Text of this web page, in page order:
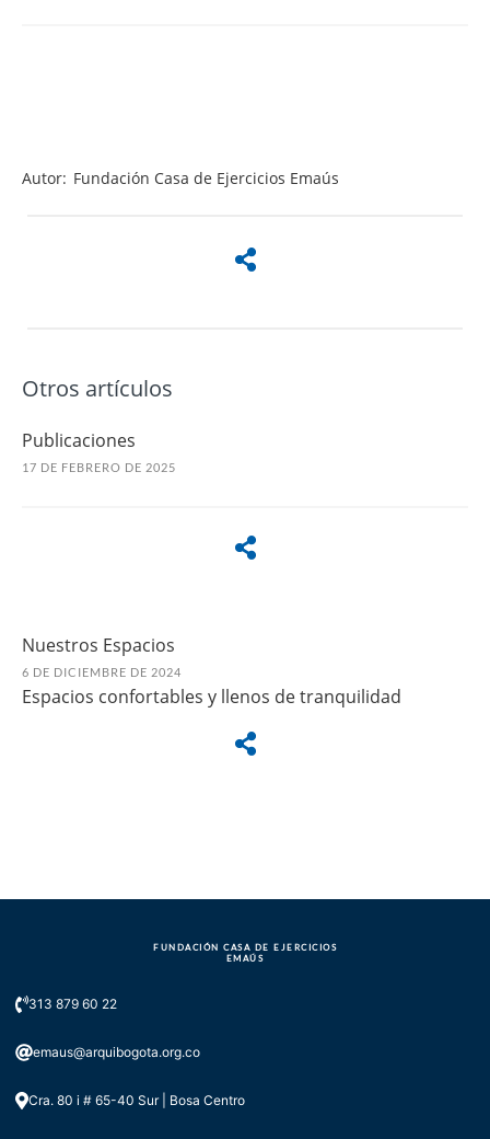
Autor: Fundación Casa de Ejercicios Emaús
Otros artículos
Publicaciones
17 DE FEBRERO DE 2025
Nuestros Espacios
6 DE DICIEMBRE DE 2024
Espacios confortables y llenos de tranquilidad
FUNDACIÓN CASA DE EJERCICIOS
EMAÚS
313 879 60 22
emaus@arquibogota.org.co
Cra. 80 i # 65-40 Sur | Bosa Centro